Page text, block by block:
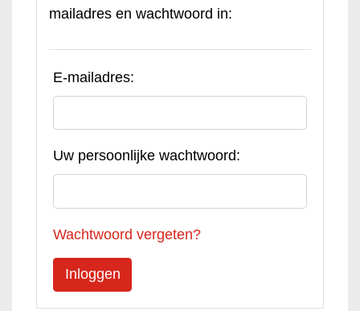
mailadres en wachtwoord in:
E-mailadres:
Uw persoonlijke wachtwoord:
Wachtwoord vergeten?